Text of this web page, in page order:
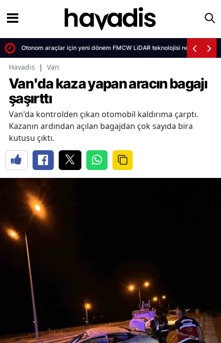
Otonom araçlar için yeni dönem FMCW LiDAR teknolojisi nedir
Havadis | Van
Van'da kaza yapan aracın bagajı
şaşırttı
Van'da kontrolden çıkan otomobil kaldırıma çarptı.
Kazanın ardından açılan bagajdan çok sayıda bira
kutusu çıktı.